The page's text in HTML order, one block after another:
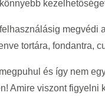
tortára, fondantra,
és így nem
Amire viszont